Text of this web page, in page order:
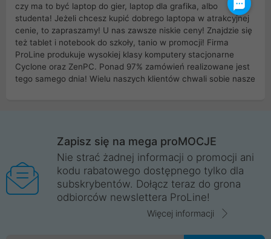
czy ma to być laptop do gier, laptop dla grafika, albo
studenta! Jeżeli chcesz kupić dobrego laptopa w atrakcyjnej
cenie, to zapraszamy! U nas zawsze niskie ceny! Znajdzie się
też tablet i notebook do szkoły, tanio w promocji! Firma
ProLine produkuje wysokiej klasy komputery stacjonarne
Cyclone oraz ZenPC. Ponad 97% zamówień realizowane jest
tego samego dnia! Wielu naszych klientów chwali sobie nasze
Wrocław, Poznań, Legnica, Katowice, Gliwice, Kalisz, Bytom,
Trzebnica, Opole. Szybka i profesjonalna obsługa!
ProLine to polska firma ze 100% polskim kapitałem. Działamy
legalnie i płacimy podatki w naszym kraju! Posiadamy siedzibę
główną w Mirkowie oraz salony na terenie kraju. Cała
komunikacja ze sklepem komputerowym ProLine jest
danych osobowych. Dlatego zakup notebooka albo laptopa w
Zapisz się na mega proMOCJE
Nie strać żadnej informacji o promocji ani
kodu rabatowego dostępnego tylko dla
subskrybentów. Dołącz teraz do grona
odbiorców newslettera ProLine!
Więcej informacji